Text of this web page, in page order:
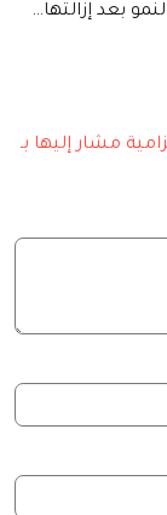
بعد إزالتها…
مشار إليها بـ